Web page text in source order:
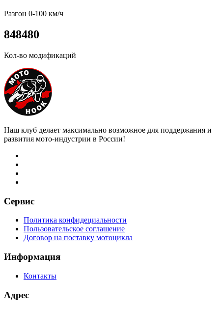
Разгон 0-100 км/ч
848480
Кол-во модификаций
Наш клуб делает максимально возможное для поддержания и
развития мото-индустрии в России!
Сервис
Политика конфидециальности
Пользовательское соглашение
Договор на поставку мотоцикла
Информация
Контакты
Адрес